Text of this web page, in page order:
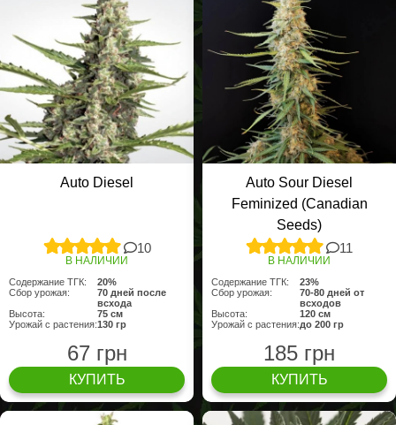
Auto Diesel
10
В НАЛИЧИИ
Содержание ТГК:
20%
Сбор урожая:
70 дней после
всхода
Высота:
75 см
Урожай с растения:130 гр
67 грн
КУПИТЬ
Auto Sour Diesel
Feminized (Canadian
Seeds)
11
В НАЛИЧИИ
Содержание ТГК:
23%
Сбор урожая:
70-80 дней от
всходов
Высота:
120 cм
Урожай с растения:до 200 гр
185 грн
КУПИТЬ